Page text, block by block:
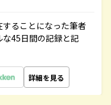
ることになった筆者
45日間の記録と記
詳細を見る